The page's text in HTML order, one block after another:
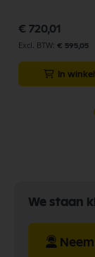
€ 720,01
€ 595,05
In
We staan